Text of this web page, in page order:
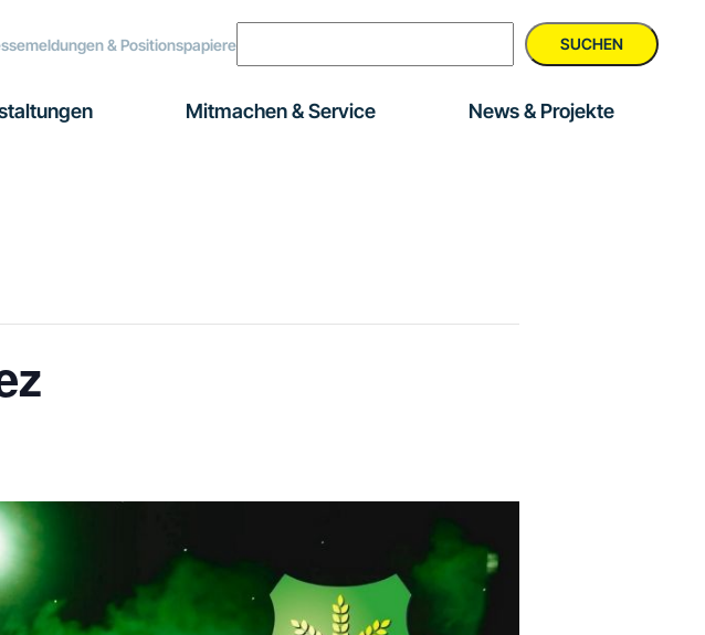
& Positionspapiere SUCHEN
Mitmachen & Service News & Projekte